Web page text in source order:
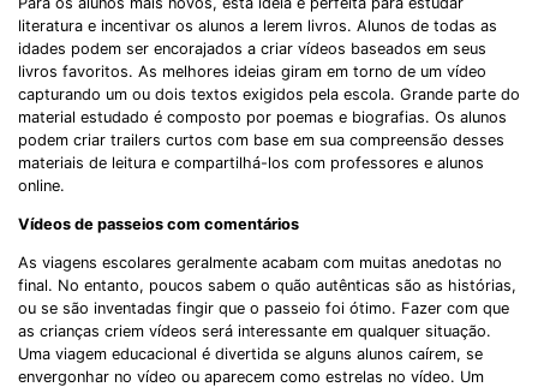
literatura e incentivar os alunos a lerem livros. Alunos de todas as
idades podem ser encorajados a criar vídeos baseados em seus
livros favoritos. As melhores ideias giram em torno de um vídeo
capturando um ou dois textos exigidos pela escola. Grande parte do
material estudado é composto por poemas e biografias. Os alunos
podem criar trailers curtos com base em sua compreensão desses
materiais de leitura e compartilhá-los com professores e alunos
online.
Vídeos de passeios com comentários
As viagens escolares geralmente acabam com muitas anedotas no
final. No entanto, poucos sabem o quão autênticas são as histórias,
ou se são inventadas fingir que o passeio foi ótimo. Fazer com que
as crianças criem vídeos será interessante em qualquer situação.
Uma viagem educacional é divertida se alguns alunos caírem, se
envergonhar no vídeo ou aparecem como estrelas no vídeo. Um